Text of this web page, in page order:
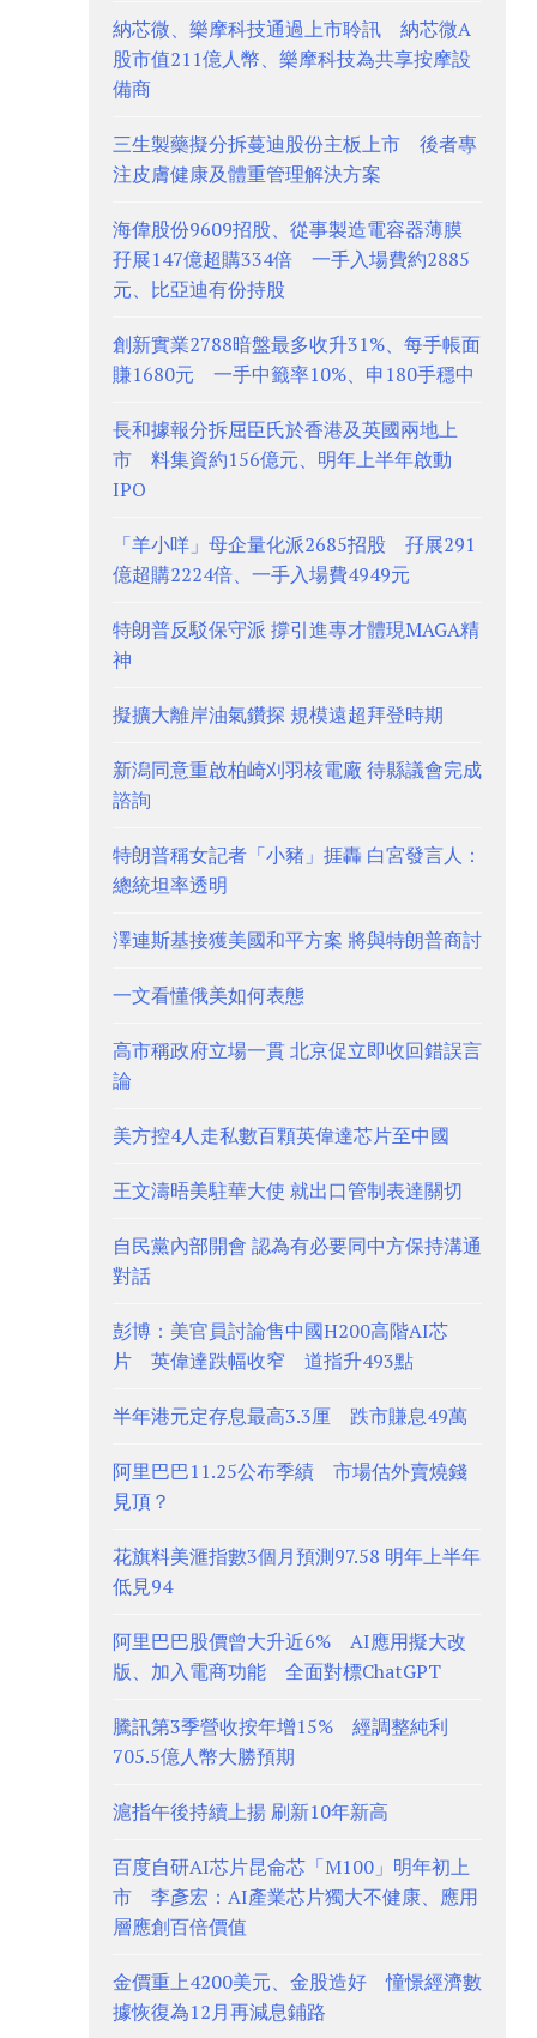
納芯微、樂摩科技通過上市聆訊 納芯微A
股市值211億人幣、樂摩科技為共享按摩設
備商
三生製藥擬分拆蔓迪股份主板上市 後者專
注皮膚健康及體重管理解決方案
海偉股份9609招股、從事製造電容器薄膜
孖展147億超購334倍 一手入場費約2885
元、比亞迪有份持股
創新實業2788暗盤最多收升31%、每手帳面
賺1680元 一手中籤率10%、申180手穩中
長和據報分拆屈臣氏於香港及英國兩地上
市 料集資約156億元、明年上半年啟動
IPO
「羊小咩」母企量化派2685招股 孖展291
億超購2224倍、一手入場費4949元
特朗普反駁保守派 撐引進專才體現MAGA精
神
擬擴大離岸油氣鑽探 規模遠超拜登時期
新潟同意重啟柏崎刈羽核電廠 待縣議會完成
諮詢
特朗普稱女記者「小豬」捱轟 白宮發言人：
總統坦率透明
澤連斯基接獲美國和平方案 將與特朗普商討
一文看懂俄美如何表態
高市稱政府立場一貫 北京促立即收回錯誤言
論
美方控4人走私數百顆英偉達芯片至中國
王文濤晤美駐華大使 就出口管制表達關切
自民黨內部開會 認為有必要同中方保持溝通
對話
彭博：美官員討論售中國H200高階AI芯
片 英偉達跌幅收窄 道指升493點
半年港元定存息最高3.3厘 跌市賺息49萬
阿里巴巴11.25公布季績 市場估外賣燒錢
見頂？
花旗料美滙指數3個月預測97.58 明年上半年
低見94
阿里巴巴股價曾大升近6% AI應用擬大改
版、加入電商功能 全面對標ChatGPT
騰訊第3季營收按年增15% 經調整純利
705.5億人幣大勝預期
滬指午後持續上揚 刷新10年新高
百度自研AI芯片昆侖芯「M100」明年初上
市 李彥宏：AI產業芯片獨大不健康、應用
層應創百倍價值
金價重上4200美元、金股造好 憧憬經濟數
據恢復為12月再減息鋪路